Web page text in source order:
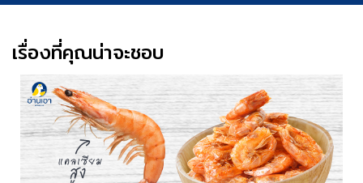
เรื่องที่คุณน่าจะชอบ